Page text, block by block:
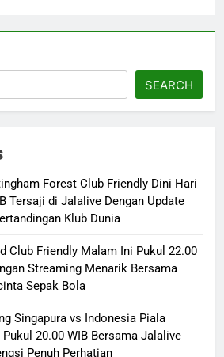
SEARCH
Forest Club Friendly Dini Hari
Tersaji di Jalalive Dengan Update
Klub Dunia
Club Friendly Malam Ini Pukul 22.00
Streaming Menarik Bersama
Sepak Bola
Singapura vs Indonesia Piala
20.00 WIB Bersama Jalalive
Penuh Perhatian